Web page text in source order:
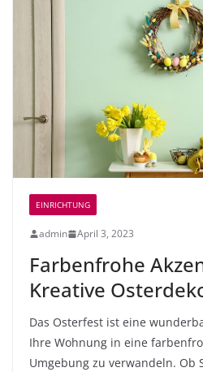
EINRICHTUNG
admin April 3, 2023
Farbenfrohe
Kreative
Das Osterfest ist eine
Ihre Wohnung in eine
Umgebung zu verwandeln. Ob